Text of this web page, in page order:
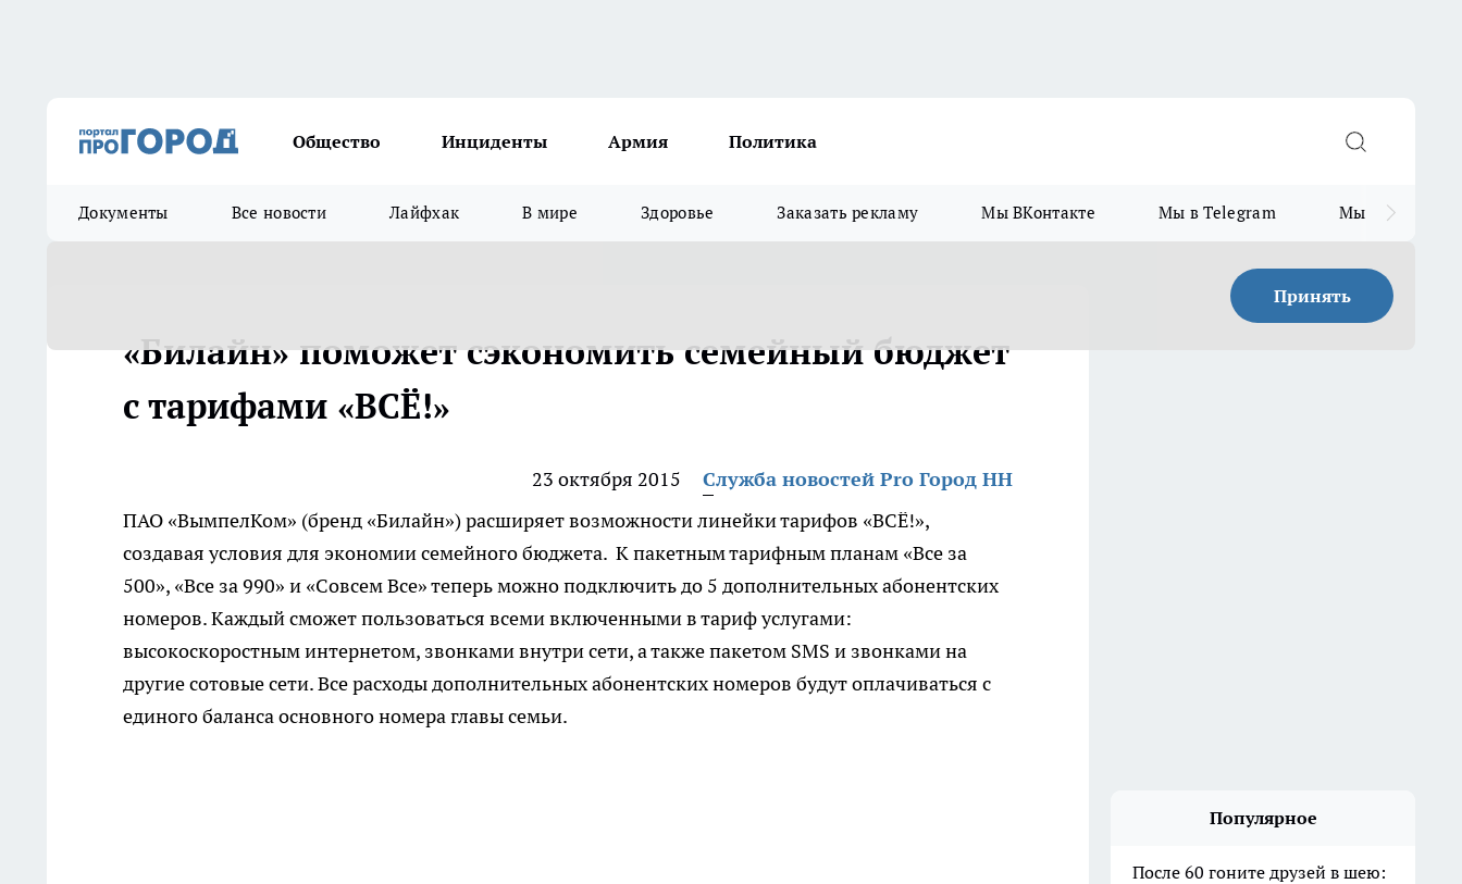
Общество Инциденты Армия Политика
Документы Все новости Лайфхак В мире Здоровье Заказать рекламу Мы ВКонтакте Мы в Telegram Мы в MAX
Принять
«Билайн» поможет сэкономить семейный бюджет
с тарифами «ВСЁ!»
23 октября 2015
Служба новостей Pro Город НН
ПАО «ВымпелКом» (бренд «Билайн») расширяет возможности линейки тарифов «ВСЁ!»,
создавая условия для экономии семейного бюджета. К пакетным тарифным планам «Все за
500», «Все за 990» и «Совсем Все» теперь можно подключить до 5 дополнительных абонентских
номеров. Каждый сможет пользоваться всеми включенными в тариф услугами:
высокоскоростным интернетом, звонками внутри сети, а также пакетом SMS и звонками на
другие сотовые сети. Все расходы дополнительных абонентских номеров будут оплачиваться с
единого баланса основного номера главы семьи.
Популярное
После 60 гоните друзей в шею: